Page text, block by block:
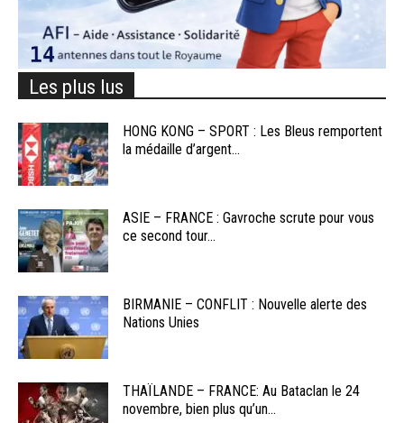
Les plus lus
HONG KONG – SPORT : Les Bleus remportent
la médaille d’argent...
ASIE – FRANCE : Gavroche scrute pour vous
ce second tour...
BIRMANIE – CONFLIT : Nouvelle alerte des
Nations Unies
THAÏLANDE – FRANCE: Au Bataclan le 24
novembre, bien plus qu’un...